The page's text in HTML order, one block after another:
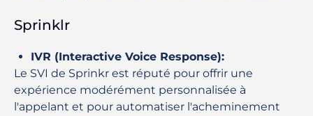
Sprinklr
IVR (Interactive Voice Response):
Le SVI de Sprinkr est réputé pour offrir une
expérience modérément personnalisée à
l'appelant et pour automatiser l'acheminement